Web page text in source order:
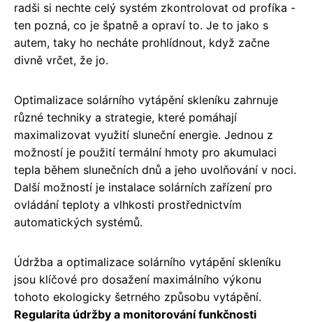
radši si nechte celý systém zkontrolovat od profíka -
ten pozná, co je špatně a opraví to. Je to jako s
autem, taky ho necháte prohlídnout, když začne
divně vrčet, že jo.
Optimalizace solárního vytápění skleníku zahrnuje
různé techniky a strategie, které pomáhají
maximalizovat využití sluneční energie. Jednou z
možností je použití termální hmoty pro akumulaci
tepla během slunečních dnů a jeho uvolňování v noci.
Další možností je instalace solárních zařízení pro
ovládání teploty a vlhkosti prostřednictvím
automatických systémů.
Údržba a optimalizace solárního vytápění skleníku
jsou klíčové pro dosažení maximálního výkonu
tohoto ekologicky šetrného způsobu vytápění.
Regularita údržby a monitorování funkčnosti